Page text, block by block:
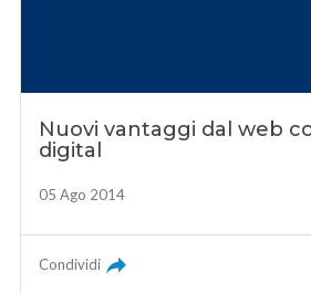
Nuovi vantaggi dal web
digital
05 Ago 2014
Condividi